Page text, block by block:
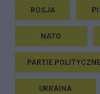
ROSJA
NATO
PARTIE POLITYCZNE
UKRAINA